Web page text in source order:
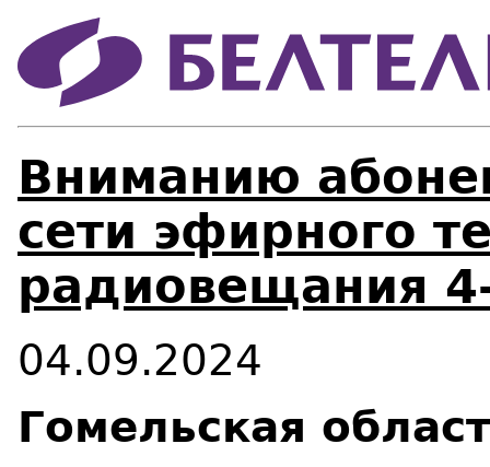
Вниманию
сети эфирного
радиовещания
04.09.2024
Гомельская